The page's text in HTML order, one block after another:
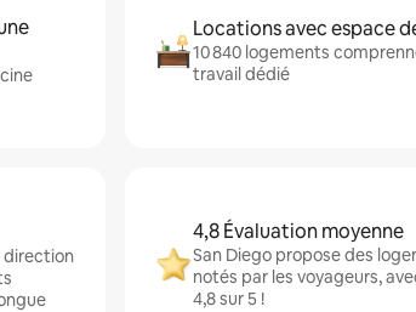
Locations avec espace
10 840 logements
travail dédié
direction
4,8 Évaluation moyenne
San Diego propose des
notés par les voyageurs,
4,8 sur 5 !